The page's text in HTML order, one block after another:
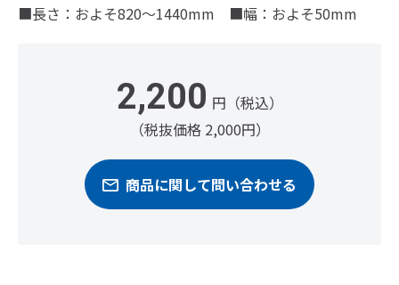
■長さ：およそ820～1440mm ■幅：およそ50mm
2,200 円（税込）
（税抜価格 2,000円）
商品に関して問い合わせる